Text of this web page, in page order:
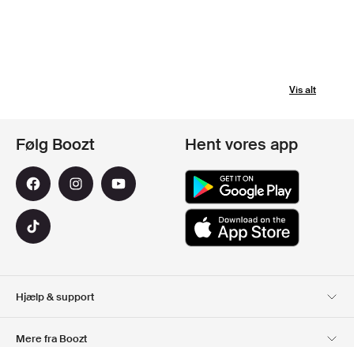
Vis alt
Hjælp & support
Mere fra Boozt
Følg Boozt Hent vores app